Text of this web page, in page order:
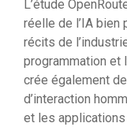
L’étude
réelle de l’IA bien
récits de
programmation et
crée également
d’interaction
et les